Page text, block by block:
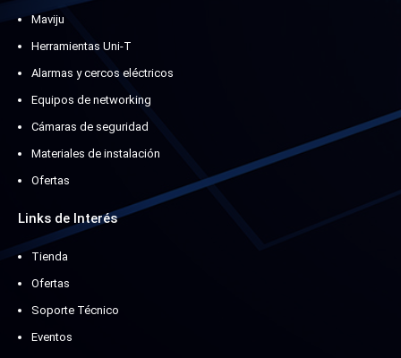
Maviju
Herramientas Uni-T
Alarmas y cercos eléctricos
Equipos de networking
Cámaras de seguridad
Materiales de instalación
Ofertas
Links de Interés
Tienda
Ofertas
Soporte Técnico
Eventos